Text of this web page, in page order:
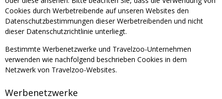
Cookies durch Werbetreibende auf unseren Websites den
Datenschutzbestimmungen dieser Werbetreibenden und nicht
dieser Datenschutzrichtlinie unterliegt.
Bestimmte Werbenetzwerke und Travelzoo-Unternehmen
verwenden wie nachfolgend beschrieben Cookies in dem
Netzwerk von Travelzoo-Websites.
Werbenetzwerke